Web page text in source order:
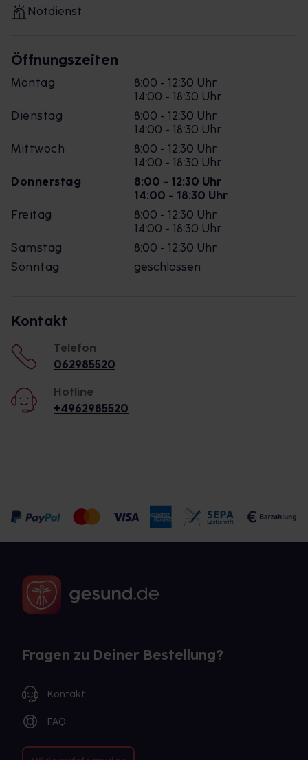
Notdienst
Öffnungszeiten
Montag
8:00 - 12:30 Uhr
14:00 - 18:30 Uhr
Dienstag
8:00 - 12:30 Uhr
14:00 - 18:30 Uhr
Mittwoch
8:00 - 12:30 Uhr
14:00 - 18:30 Uhr
Donnerstag
8:00 - 12:30 Uhr
14:00 - 18:30 Uhr
Freitag
8:00 - 12:30 Uhr
14:00 - 18:30 Uhr
Samstag
8:00 - 12:30 Uhr
Sonntag
geschlossen
Kontakt
Telefon
062985520
Hotline
+4962985520
Fragen zu Deiner Bestellung?
Kontakt
FAQ